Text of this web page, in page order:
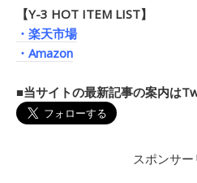
【Y-3 HOT ITEM LIST】
・楽天市場
・Amazon
■当サイトの最新記事の案内は
スポンサー